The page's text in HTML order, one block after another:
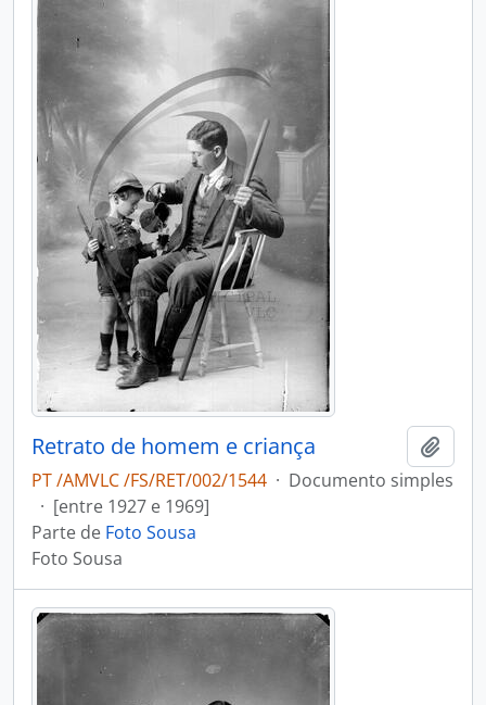
Retrato de homem e criança
PT /AMVLC /FS/RET/002/1544 · Documento simples
· [entre 1927 e 1969]
Parte de Foto Sousa
Foto Sousa